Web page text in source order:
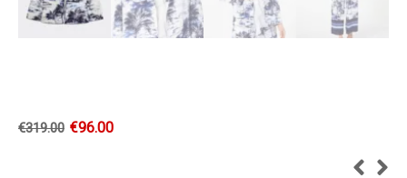
€319.00 €96.00